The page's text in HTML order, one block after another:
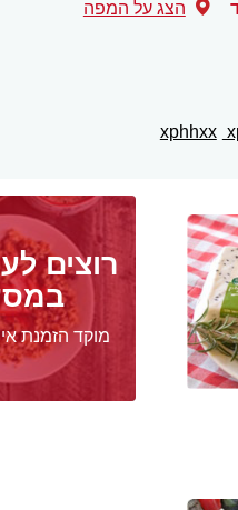
הצג על המפה
רוצים
מוקד הזמנת